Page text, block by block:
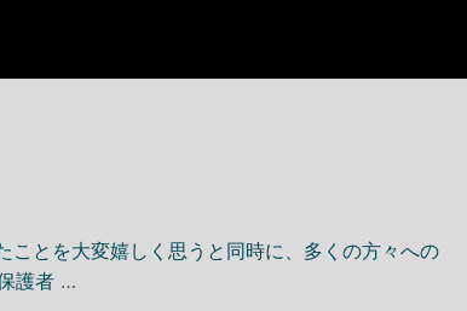
ことを大変嬉しく思うと同時に、多くの方々への
護者 …